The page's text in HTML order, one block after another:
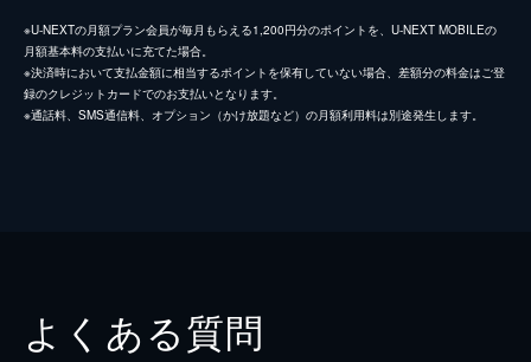
※U-NEXTの月額プラン会員が毎月もらえる1,200円分のポイントを、U-NEXT MOBILEの
月額基本料の支払いに充てた場合。
※決済時において支払金額に相当するポイントを保有していない場合、差額分の料金はご登
録のクレジットカードでのお支払いとなります。
※通話料、SMS通信料、オプション（かけ放題など）の月額利用料は別途発生します。
よくある質問